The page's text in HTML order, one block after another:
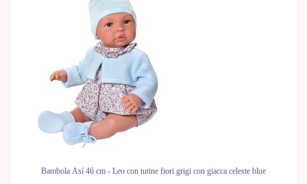
Bambola Así 46 cm - Leo con tutine fiori grigi con giacca celeste blue